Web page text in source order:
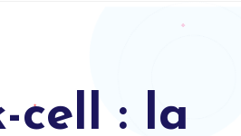
cell : la